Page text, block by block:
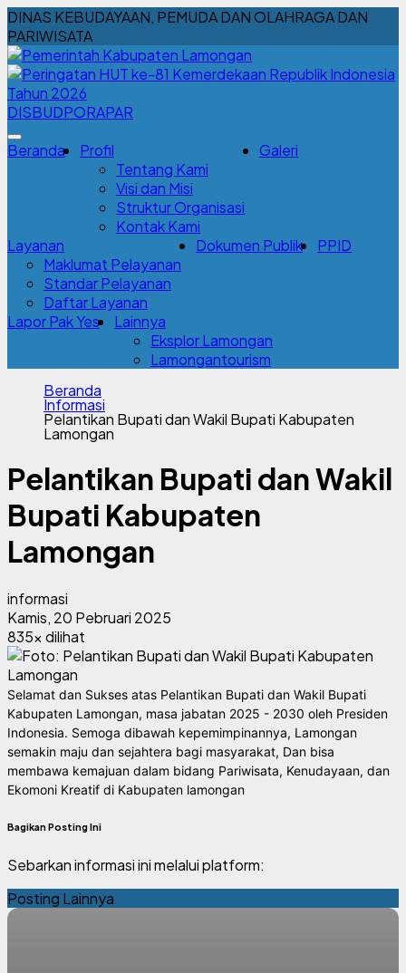
DINAS KEBUDAYAAN, PEMUDA DAN OLAHRAGA DAN
PARIWISATA
DISBUDPORAPAR
Beranda
Profil
Tentang Kami
Visi dan Misi
Struktur Organisasi
Kontak Kami
Galeri
Layanan
Maklumat Pelayanan
Standar Pelayanan
Daftar Layanan
Dokumen Publik PPID
Lapor Pak Yes
Lainnya
Eksplor Lamongan
Lamongantourism
Beranda
Informasi
Pelantikan Bupati dan Wakil Bupati Kabupaten
Lamongan
Pelantikan Bupati dan Wakil
Bupati Kabupaten
Lamongan
informasi
Kamis, 20 Pebruari 2025
835x dilihat
Selamat dan Sukses atas Pelantikan Bupati dan Wakil Bupati
Kabupaten Lamongan, masa jabatan 2025 - 2030 oleh Presiden
Indonesia. Semoga dibawah kepemimpinannya, Lamongan
semakin maju dan sejahtera bagi masyarakat, Dan bisa
membawa kemajuan dalam bidang Pariwisata, Kenudayaan, dan
Ekomoni Kreatif di Kabupaten lamongan
Bagikan Posting Ini
Sebarkan informasi ini melalui platform:
Posting Lainnya